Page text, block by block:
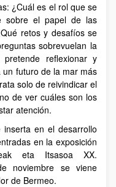
¿Cuál es el rol que se
sobre el papel de las
retos y desafíos se
sobrevuelan la
reflexionar y
futuro de la mar más
solo de reivindicar el
de ver cuáles son los
atención.
en el desarrollo
en la exposición
eta Itsasoa XX.
noviembre se viene
de Bermeo.